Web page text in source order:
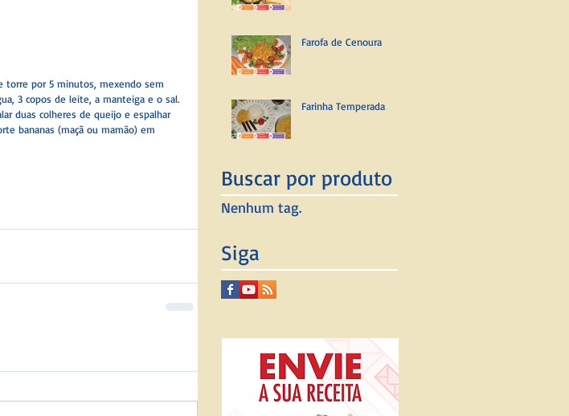
torre por 5 minutos, mexendo sem
3 copos de leite, a manteiga e o sal.
duas colheres de queijo e espalhar
bananas (maçã ou mamão) em
Farofa de Cenoura
Farinha Temperada
Buscar por produto
Nenhum tag.
Siga